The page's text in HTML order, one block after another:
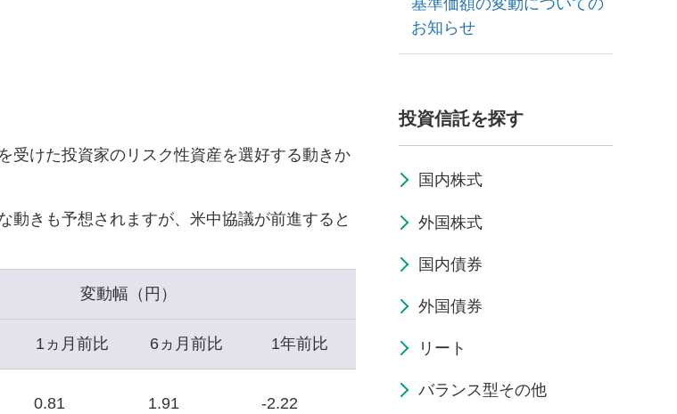
受けた投資家のリスク性資産を選好する動きか
動きも予想されますが、米中協議が前進すると
変動幅（円）
1ヵ月前比 6ヵ月前比 1年前比
0.81 1.91 -2.22
基準価額の変動についての
お知らせ
投資信託を探す
国内株式
外国株式
国内債券
外国債券
リート
バランス型その他